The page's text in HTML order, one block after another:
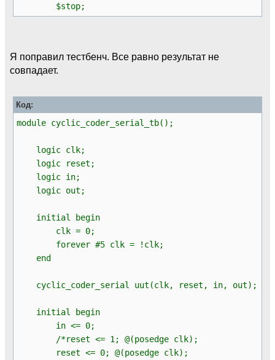
$stop;
Я поправил тестбенч. Все равно результат не
совпадает.
Код:
module cyclic_coder_serial_tb();
logic clk;
logic reset;
logic in;
logic out;
initial begin
clk = 0;
forever #5 clk = !clk;
end
cyclic_coder_serial uut(clk, reset, in, out);
initial begin
in <= 0;
/*reset <= 1; @(posedge clk);
reset <= 0; @(posedge clk);